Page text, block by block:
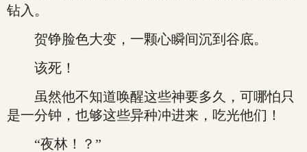
钻入。
贺铮脸色大变，一颗心瞬间沉到谷底。
该死！
虽然他不知道唤醒这些神要多久，可哪怕只
是一分钟，也够这些异种冲进来，吃光他们！
“夜林！？”